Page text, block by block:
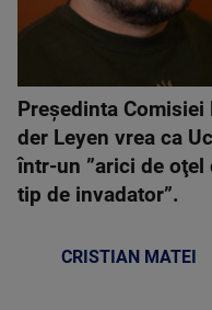
Preşedinta
der Leyen vrea ca
într-un ”arici de
tip de invadator”.
CRISTIAN MATEI